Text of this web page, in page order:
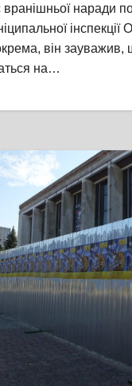
вранішньої наради
інспекції
він зауважив,
на…